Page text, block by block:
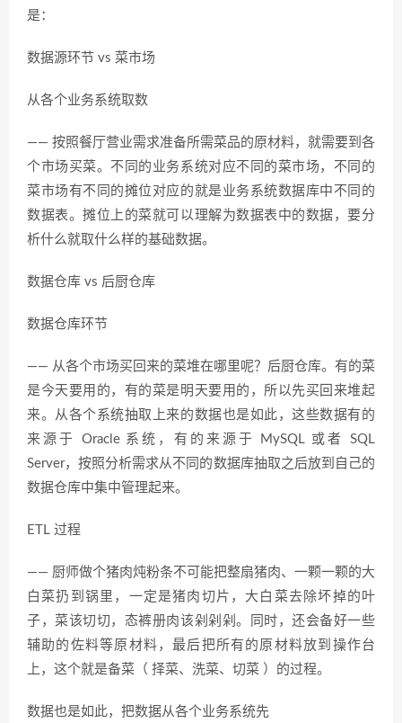
是：
数据源环节 vs 菜市场
从各个业务系统取数
—— 按照餐厅营业需求准备所需菜品的原材料，就需要到各
个市场买菜。不同的业务系统对应不同的菜市场，不同的
菜市场有不同的摊位对应的就是业务系统数据库中不同的
数据表。摊位上的菜就可以理解为数据表中的数据，要分
析什么就取什么样的基础数据。
数据仓库 vs 后厨仓库
数据仓库环节
—— 从各个市场买回来的菜堆在哪里呢？后厨仓库。有的菜
是今天要用的，有的菜是明天要用的，所以先买回来堆起
来。从各个系统抽取上来的数据也是如此，这些数据有的
来源于 Oracle 系统，有的来源于 MySQL 或者 SQL
Server，按照分析需求从不同的数据库抽取之后放到自己的
数据仓库中集中管理起来。
ETL 过程
—— 厨师做个猪肉炖粉条不可能把整扇猪肉、一颗一颗的大
白菜扔到锅里，一定是猪肉切片，大白菜去除坏掉的叶
子，菜该切切，态裤册肉该剁剁剁。同时，还会备好一些
辅助的佐料等原材料，最后把所有的原材料放到操作台
上，这个就是备菜（ 择菜、洗菜、切菜 ）的过程。
数据也是如此，把数据从各个业务系统先